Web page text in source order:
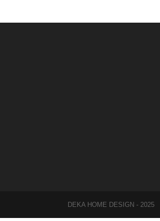
DEKA HOME DESIGN - 2025